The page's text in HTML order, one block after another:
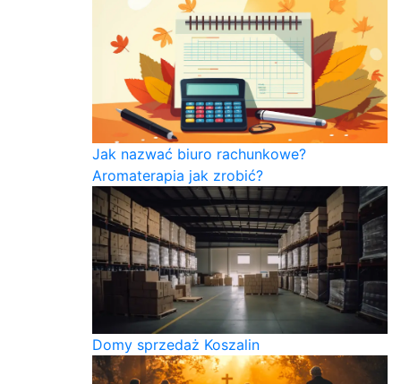
Jak nazwać biuro rachunkowe?
Aromaterapia jak zrobić?
Domy sprzedaż Koszalin